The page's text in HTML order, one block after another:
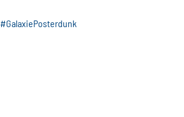
#GalaxiePosterdunk